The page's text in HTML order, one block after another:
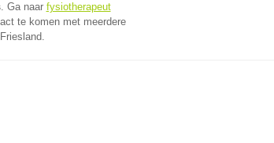
. Ga naar fysiotherapeut
te komen met meerdere